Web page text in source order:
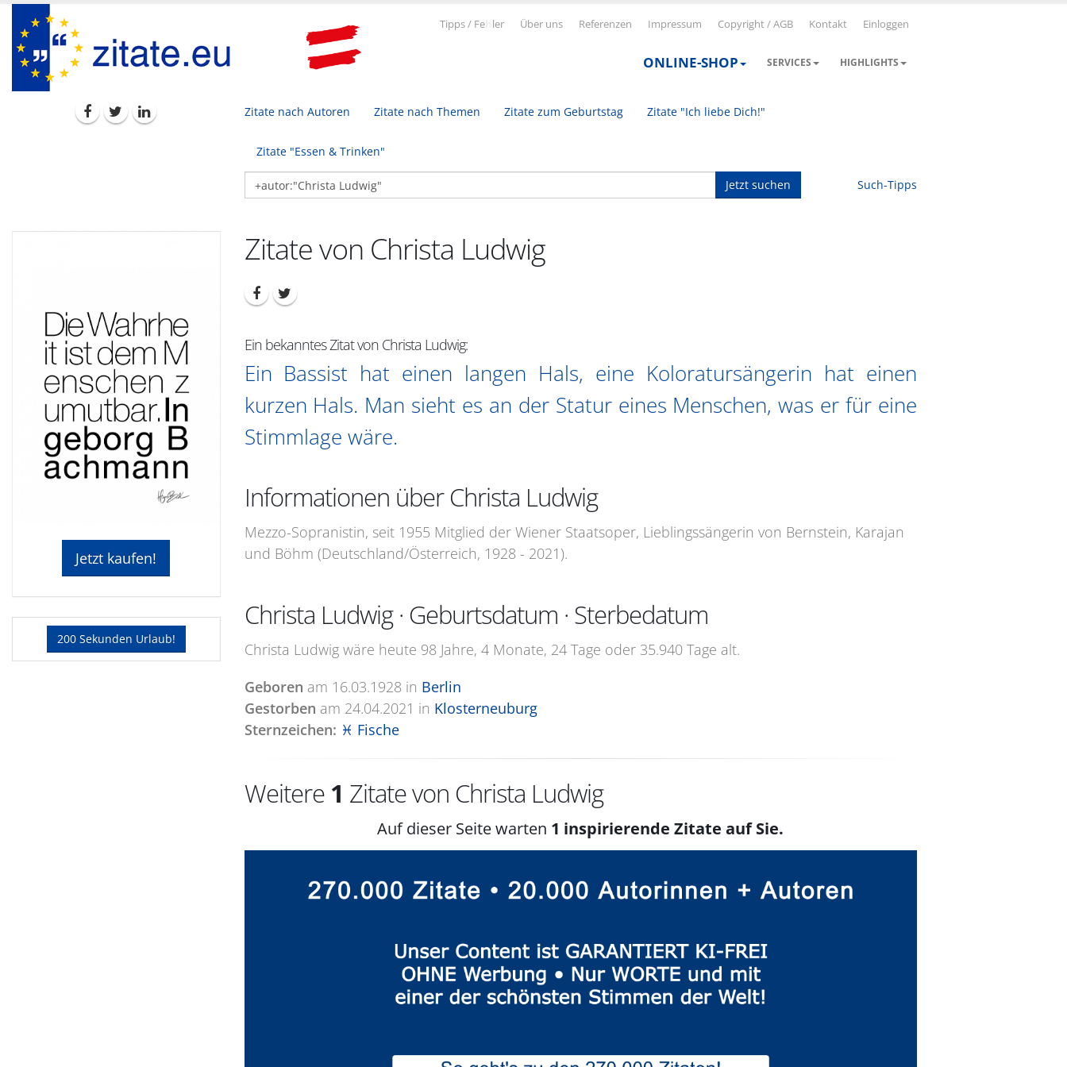
Tipps / Fe ler Über uns Referenzen Impressum Copyright / AGB Kontakt Einloggen
ONLINE-SHOP SERVICES HIGHLIGHTS
Zitate nach Autoren Zitate nach Themen Zitate zum Geburtstag Zitate "Ich liebe Dich!"
Zitate "Essen & Trinken"
Jetzt suchen Such-Tipps
Jetzt kaufen!
200 Sekunden Urlaub!
Zitate von Christa Ludwig
Ein bekanntes Zitat von Christa Ludwig:
Ein Bassist hat einen langen Hals, eine Koloratursängerin hat einen
kurzen Hals. Man sieht es an der Statur eines Menschen, was er für eine
Stimmlage wäre.
Informationen über Christa Ludwig
Mezzo-Sopranistin, seit 1955 Mitglied der Wiener Staatsoper, Lieblingssängerin von Bernstein, Karajan
und Böhm (Deutschland/Österreich, 1928 - 2021).
Christa Ludwig · Geburtsdatum · Sterbedatum
Christa Ludwig wäre heute 98 Jahre, 4 Monate, 24 Tage oder 35.940 Tage alt.
Geboren am 16.03.1928 in Berlin
Gestorben am 24.04.2021 in Klosterneuburg
Sternzeichen: ♓ Fische
Weitere 1 Zitate von Christa Ludwig
Auf dieser Seite warten 1 inspirierende Zitate auf Sie.